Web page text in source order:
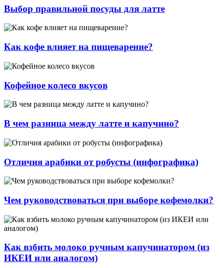
Выбор правильной посуды для латте
Как кофе влияет на пищеварение?
Кофейное колесо вкусов
В чем разница между латте и капучино?
Отличия арабики от робусты (инфографика)
Чем руководствоваться при выборе кофемолки?
Как взбить молоко ручным капучинатором (из
ИКЕИ или аналогом)